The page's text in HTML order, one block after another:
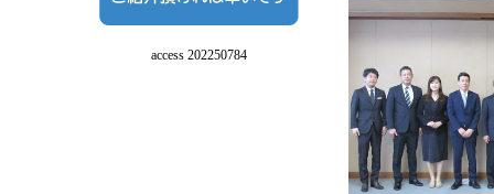
access 202250784